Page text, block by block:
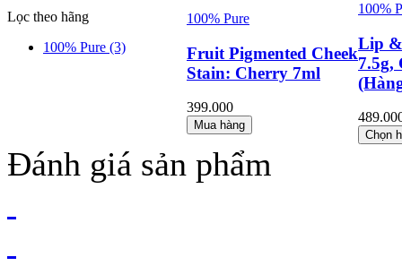
Lọc theo hãng
100% Pure (3)
100% Pure
Fruit Pigmented Cheek
Stain: Cherry 7ml
399.000
Mua hàng
100%
Lip &
7.5g,
Chọn
Đánh giá sản phẩm